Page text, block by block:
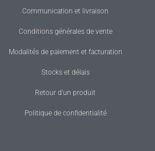
Communication et livraison
Conditions générales de vente
Modalités de paiement et facturation
Stocks et délais
Retour d'un produit
Politique de confidentialité